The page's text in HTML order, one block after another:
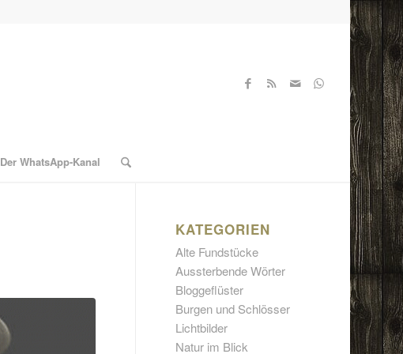
Der WhatsApp-Kanal
KATEGORIEN
Alte Fundstücke
Aussterbende Wörter
Bloggeflüster
Burgen und Schlösser
Lichtbilder
Natur im Blick